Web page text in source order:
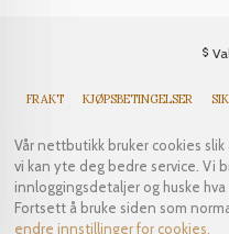
FRAKT KJØPSBETINGELSER
Vår nettbutikk bruker cookies
vi kan yte deg bedre service. Vi
innloggingsdetaljer og huske
Fortsett å bruke siden som
endre innstillinger for cookies.